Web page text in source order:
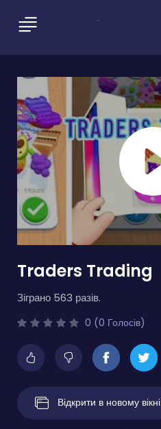
Traders Trading
Зіграно 563 разів.
0 (0 Голосів)
Відкрити в новому вікні